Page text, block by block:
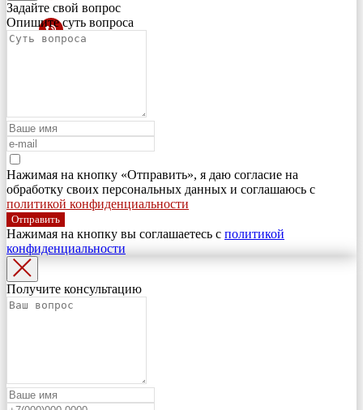
Задайте свой вопрос
Опишите суть вопроса
Нажимая на кнопку «Отправить», я даю согласие на
обработку своих персональных данных и соглашаюсь с
политикой конфиденциальности
Отправить
Нажимая на кнопку вы соглашаетесь с политикой
конфиденциальности
Получите консультацию